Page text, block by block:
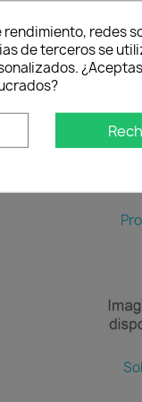
redes
de terceros se